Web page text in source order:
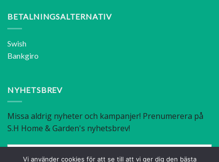
BETALNINGSALTERNATIV
Swish
Bankgiro
NYHETSBREV
Vi använder cookies för att se till att vi ger dig den bästa